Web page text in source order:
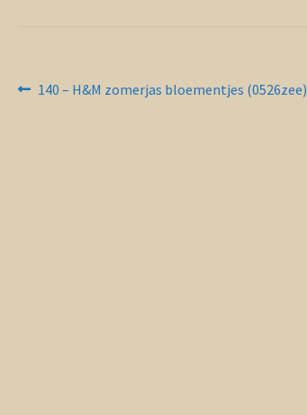
Bericht
Vorig
140 – H&M zomerjas bloementjes (0526zee)